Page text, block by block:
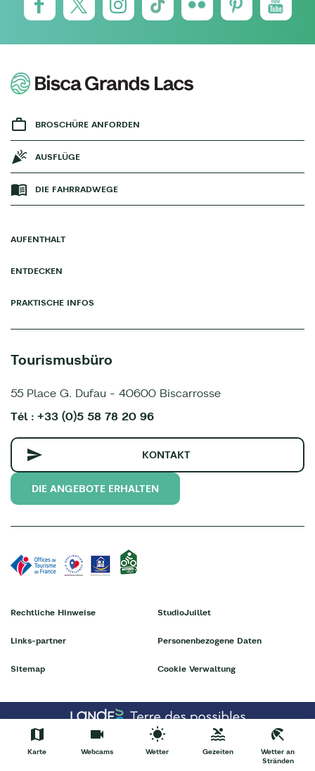
BROSCHÜRE ANFORDEN
AUSFLÜGE
DIE FAHRRADWEGE
AUFENTHALT
ENTDECKEN
PRAKTISCHE INFOS
Tourismusbüro
55 Place G. Dufau - 40600 Biscarrosse
Tél : +33 (0)5 58 78 20 96
KONTAKT
DIE ANGEBOTE ERHALTEN
Rechtliche Hinweise
Links-partner
Sitemap
StudioJuillet
Personenbezogene Daten
Cookie Verwaltung
Karte Webcams Wetter Gezeiten
Wetter an
Stränden